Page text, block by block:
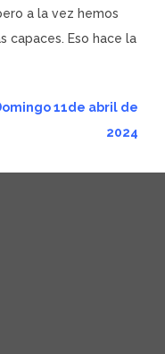
a la vez hemos
capaces. Eso hace la
11de abril de
2024